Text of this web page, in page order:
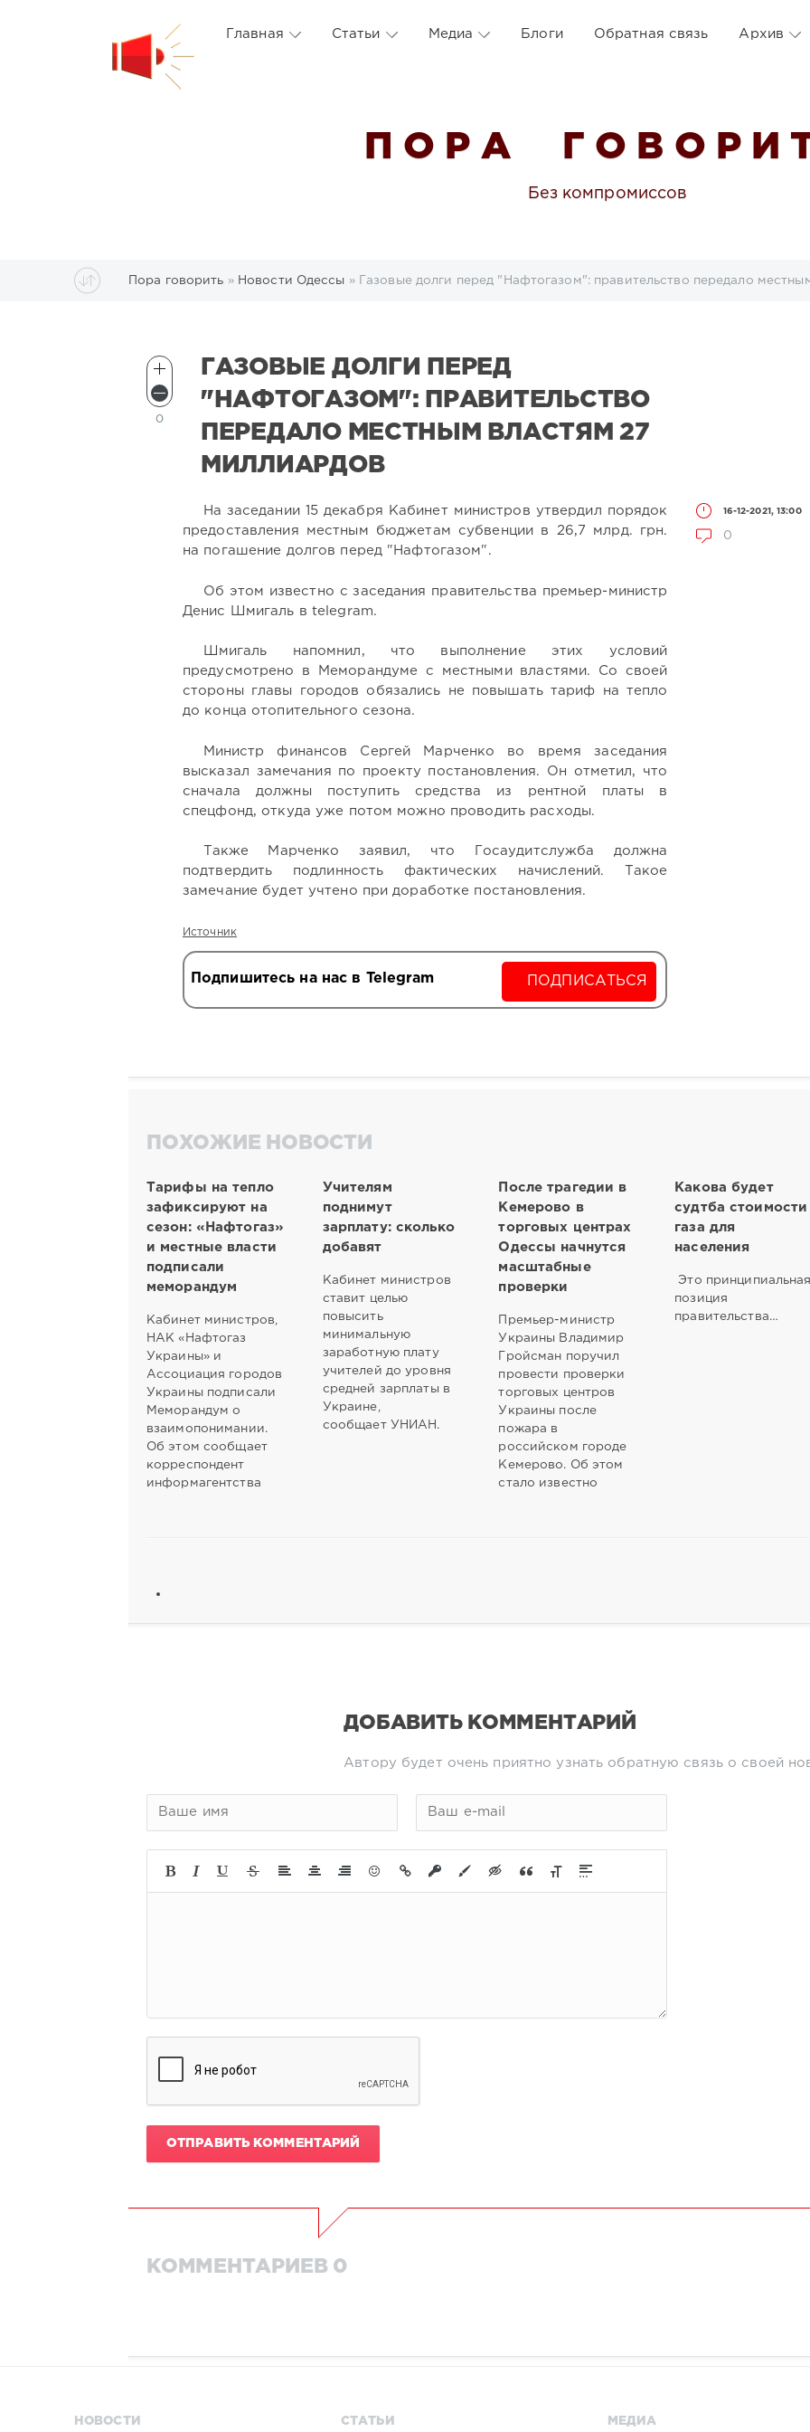
Главная Статьи Медиа Блоги Обратная связь Архив
П О Р А Г О В О Р И
Без компромиссов
Пора говорить » Новости Одессы » Газовые долги перед "Нафтогазом": правительство передало
ГАЗОВЫЕ ДОЛГИ ПЕРЕД
"НАФТОГАЗОМ": ПРАВИТЕЛЬСТВО
ПЕРЕДАЛО МЕСТНЫМ ВЛАСТЯМ 27
МИЛЛИАРДОВ
16-12-2021, 13:00
0
0
На заседании 15 декабря Кабинет министров утвердил порядок
предоставления местным бюджетам субвенции в 26,7 млрд. грн.
на погашение долгов перед "Нафтогазом".
Об этом известно с заседания правительства премьер-министр
Денис Шмигаль в telegram.
Шмигаль напомнил, что выполнение этих условий
предусмотрено в Меморандуме с местными властями. Со своей
стороны главы городов обязались не повышать тариф на тепло
до конца отопительного сезона.
Министр финансов Сергей Марченко во время заседания
высказал замечания по проекту постановления. Он отметил, что
сначала должны поступить средства из рентной платы в
спецфонд, откуда уже потом можно проводить расходы.
Также Марченко заявил, что Госаудитслужба должна
подтвердить подлинность фактических начислений. Такое
замечание будет учтено при доработке постановления.
Источник
Подпишитесь на нас в Telegram ПОДПИСАТЬСЯ
ПОХОЖИЕ НОВОСТИ
Тарифы на тепло
зафиксируют на
сезон: «Нафтогаз»
и местные власти
подписали
меморандум
Кабинет министров,
НАК «Нафтогаз
Украины» и
Ассоциация городов
Украины подписали
Меморандум о
взаимопонимании.
Об этом сообщает
корреспондент
информагентства
Учителям
поднимут
зарплату: сколько
добавят
Кабинет министров
ставит целью
повысить
минимальную
заработную плату
учителей до уровня
средней зарплаты в
Украине,
сообщает УНИАН.
После трагедии в
Кемерово в
торговых центрах
Одессы начнутся
масштабные
проверки
Премьер-министр
Украины Владимир
Гройсман поручил
провести проверки
торговых центров
Украины после
пожара в
российском городе
Кемерово. Об этом
стало известно
Какова будет
судтба стоимости
газа для
населения
Это
позиция
правительства…
ДОБАВИТЬ КОММЕНТАРИЙ
Автору будет очень приятно узнать обратную связь о своей
ОТПРАВИТЬ КОММЕНТАРИЙ
КОММЕНТАРИЕВ 0
НОВОСТИ СТАТЬИ МЕДИА